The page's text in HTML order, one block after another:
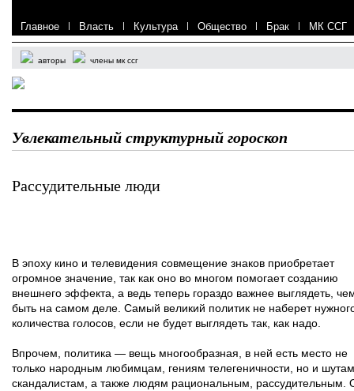
Главное | Власть | Культура | Общество | Брак | МК ССГ
авторы члены мк ссг
Увлекательный структурный гороскоп
Рассудительные люди
В эпоху кино и телевидения совмещение знаков приобретает
огромное значение, так как оно во многом помогает созданию
внешнего эффекта, а ведь теперь гораздо важнее выглядеть,
быть на самом деле. Самый великий политик не наберет
количества голосов, если не будет выглядеть так, как надо.
Впрочем, политика — вещь многообразная, в ней есть место не
только народным любимцам, гениям телегеничности, но и
скандалистам, а также людям рациональным, рассудительным.